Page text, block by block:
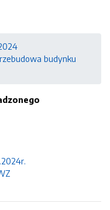
budynku